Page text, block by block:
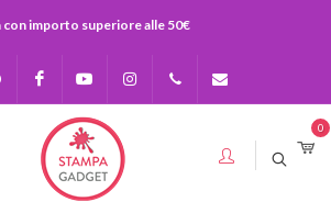
importo superiore alle 50€
FacebookYoutubeInstagram 0